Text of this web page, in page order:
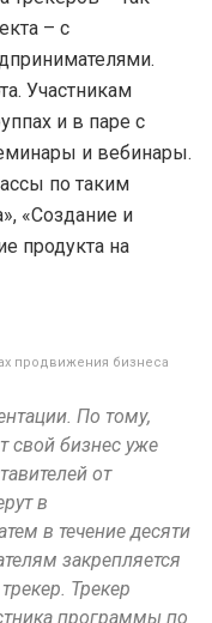
– с
Участникам
и в паре с
и вебинары.
по таким
«Создание и
продукта на
продвижения бизнеса
По тому,
свой бизнес уже
от
в
в течение десяти
закрепляется
Трекер
программы по